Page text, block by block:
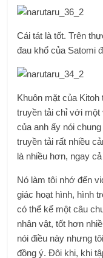
Cái tát là tốt. Trên
đau khổ của Satomi
Khuôn mặt của
truyền tải chỉ với một
của anh ấy nói
truyền tải rất nhiều
là nhiều hơn, ngay
Nó làm tôi nhớ đến
giác hoạt hình, hình
có thể kể một câu
nhân vật, tốt hơn
nói điều này nhưng
đồng ý. Đôi khi, khi